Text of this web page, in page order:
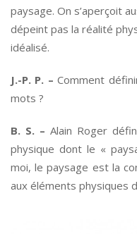
paysage. On s’aperçoit
dépeint pas la réalité
idéalisé.
J.-P. P. – Comment
mots ?
B. S. – Alain Roger
physique dont le «
moi, le paysage est la
aux éléments physiques